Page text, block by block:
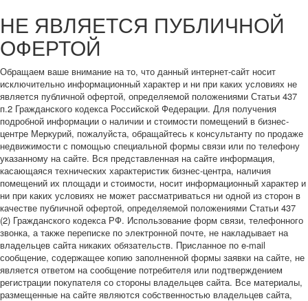
НЕ ЯВЛЯЕТСЯ ПУБЛИЧНОЙ
ОФЕРТОЙ
Обращаем ваше внимание на то, что данный интернет-сайт носит
исключительно информационный характер и ни при каких условиях не
является публичной офертой, определяемой положениями Статьи 437
п.2 Гражданского кодекса Российской Федерации. Для получения
подробной информации о наличии и стоимости помещений в бизнес-
центре Меркурий, пожалуйста, обращайтесь к консультанту по продаже
недвижимости с помощью специальной формы связи или по телефону
указанному на сайте. Вся представленная на сайте информация,
касающаяся технических характеристик бизнес-центра, наличия
помещений их площади и стоимости, носит информационный характер и
ни при каких условиях не может рассматриваться ни одной из сторон в
качестве публичной офертой, определяемой положениями Статьи 437
(2) Гражданского кодекса РФ. Использование форм связи, телефонного
звонка, а также переписке по электронной почте, не накладывает на
владельцев сайта никаких обязательств. Присланное по e-mail
сообщение, содержащее копию заполненной формы заявки на сайте, не
является ответом на сообщение потребителя или подтверждением
регистрации покупателя со стороны владельцев сайта. Все материалы,
размещенные на сайте являются собственностью владельцев сайта,